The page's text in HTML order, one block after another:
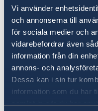
Vi använder
och annonserna till
för sociala medier och
vidarebefordrar även
information från din
annons- och
Dessa kan i sin tur
information som du har
samlat in när du har
som får
viktiga roll de har
Sårbarhet för
klimatförändringar
Bangladesh är
naturkatastrofer.